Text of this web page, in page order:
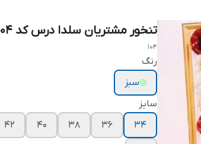
تنخور مشتریان سلدا درس کد ۱۰۴
104
رنگ
سبز
سایز
۳۴
۳۶ ۳۸ ۴۰ ۴۲